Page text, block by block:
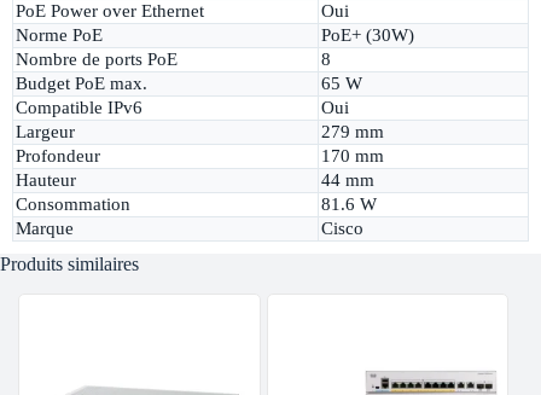
PoE Power over Ethernet
Oui
Norme PoE
PoE+ (30W)
Nombre de ports PoE
8
Budget PoE max.
65 W
Compatible IPv6
Oui
Largeur
279 mm
Profondeur
170 mm
Hauteur
44 mm
Consommation
81.6 W
Marque
Cisco
Produits similaires